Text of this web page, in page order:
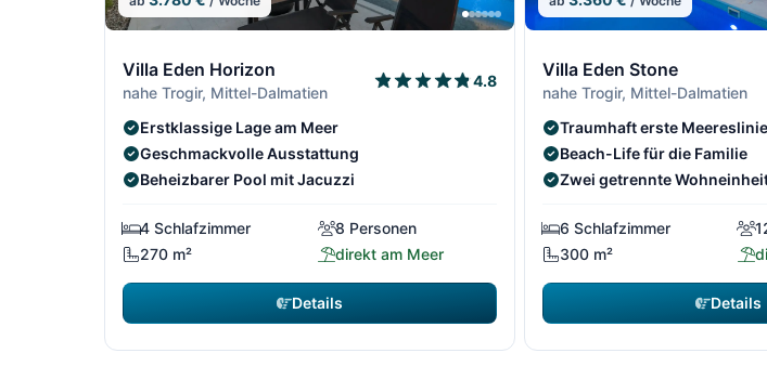
Villa Eden Horizon
nahe Trogir, Mittel-Dalmatien
4.8
Erstklassige Lage am Meer
Geschmackvolle Ausstattung
Beheizbarer Pool mit Jacuzzi
4 Schlafzimmer
8 Personen
270 m²
direkt am Meer
Details
Villa Eden Stone
nahe Trogir, Mittel-Dalmatien
Traumhaft erste Meereslinie
Beach-Life für die Familie
Zwei getrennte
6 Schlafzimmer
300 m²
Details